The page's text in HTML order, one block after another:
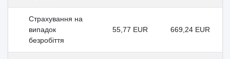
Страхування на
випадок
безробіття
55,77 EUR 669,24 EUR